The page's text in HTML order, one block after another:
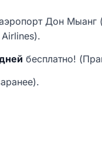
Дон Мыанг
бесплатно!